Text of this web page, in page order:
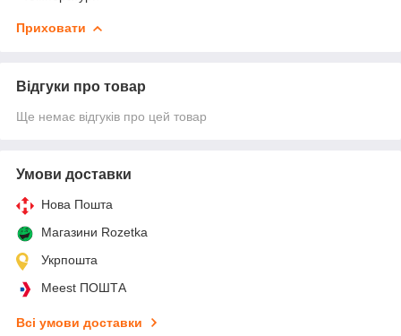
Приховати
Відгуки про товар
Ще немає відгуків про цей товар
Умови доставки
Нова Пошта
Магазини Rozetka
Укрпошта
Meest ПОШТА
Всі умови доставки